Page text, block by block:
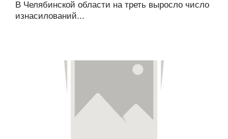
В Челябинской области на треть выросло число
изнасилований...